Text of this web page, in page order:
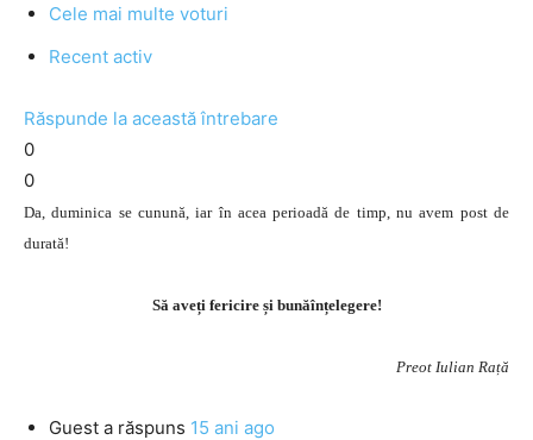
Cele mai multe voturi
Recent activ
Răspunde la această întrebare
0
0
Da, duminica se cunună, iar în acea perioadă de timp, nu avem post de
durată!
Să aveți fericire și bunăînțelegere!
Preot Iulian Rață
Guest a răspuns 15 ani ago